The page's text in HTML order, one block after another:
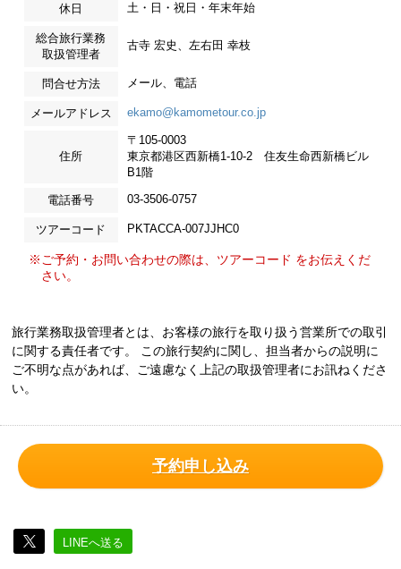
休日 土・日・祝日・年末年始
総合旅行業務
取扱管理者
古寺 宏史、左右田 幸枝
問合せ方法 メール、電話
メールアドレス ekamo@kamometour.co.jp
住所
〒105-0003
東京都港区西新橋1-10-2 住友生命西新橋ビル
B1階
電話番号 03-3506-0757
ツアーコード PKTACCA-007JJHC0
※ご予約・お問い合わせの際は、ツアーコード をお伝えくだ
さい。
旅行業務取扱管理者とは、お客様の旅行を取り扱う営業所での取引
に関する責任者です。 この旅行契約に関し、担当者からの説明に
ご不明な点があれば、ご遠慮なく上記の取扱管理者にお訊ねくださ
い。
予約申し込み
LINEへ送る